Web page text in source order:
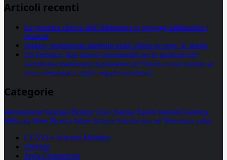
Articoli recenti
La proteina chiave dell’Alzheimer si propaga utilizzando i
neuroni
Statine: inutilmente attribuiti molti effetti avversi, lo studio
Un farmaco, due nuove opportunità per le pazienti con
carcinoma mammario metastatico hr+/her2- e con tumore al
seno metastatico triplo negativo (mtnbc)
Categorie
alimentazione biologia Biology Com. Stampa Epatiti featured Genetica
Medicina News Ricerca Salute Science Scienza vaccini Veterinaria video
CCSVI e Sclerosi Multipla
Sitemap
Invia Comunicati